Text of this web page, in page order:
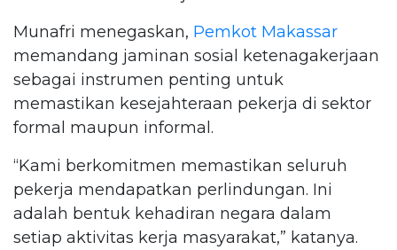
Munafri menegaskan, Pemkot Makassar
memandang jaminan sosial ketenagakerjaan
sebagai instrumen penting untuk
memastikan kesejahteraan pekerja di sektor
formal maupun informal.
“Kami berkomitmen memastikan seluruh
pekerja mendapatkan perlindungan. Ini
adalah bentuk kehadiran negara dalam
setiap aktivitas kerja masyarakat,” katanya.